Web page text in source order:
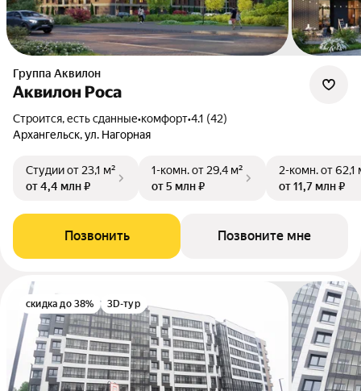
Группа Аквилон
Аквилон Роса
Строится, есть сданные•комфорт•4.1 (42)
Архангельск, ул. Нагорная
Студииот 23,1 м²
от 4,4 млн ₽
1-комн.от 29,4 м²
от 5 млн ₽
2-комн.от 62,1
от 11,7 млн ₽
Позвонить Позвоните мне
скидка до 38% 3D-тур